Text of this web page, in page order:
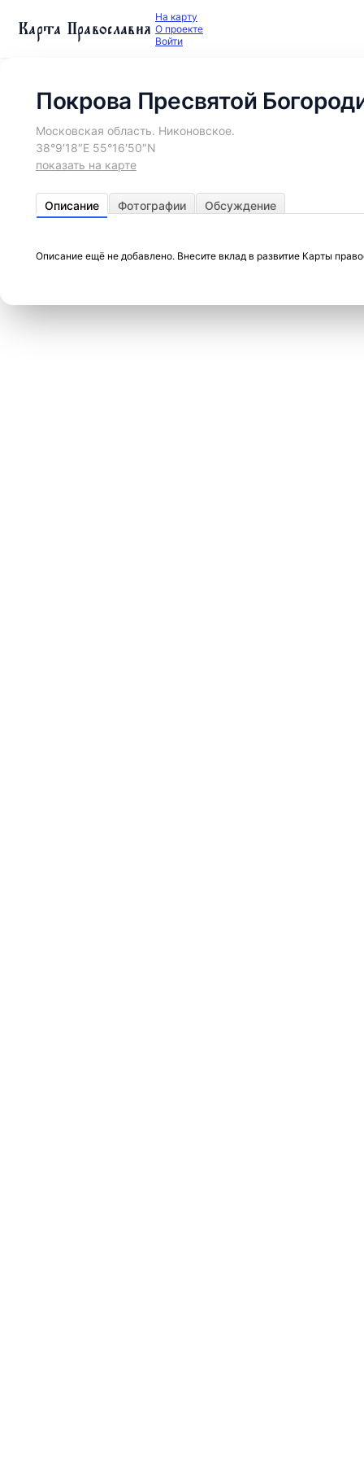
Карта Православия На карту
О проекте
Войти
Покрова Пресвятой
Московская область. Никоновское.
38°9′18″E 55°16′50″N
показать на карте
Описание Фотографии Обсуждение
Описание ещё не добавлено. Внесите вклад в развитие Карты